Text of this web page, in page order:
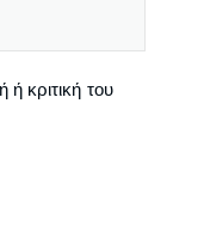
κριτική του